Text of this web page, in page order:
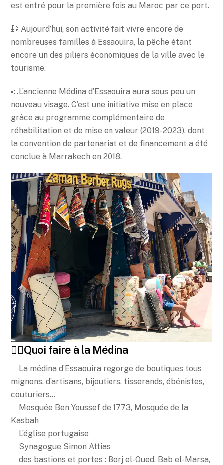
est entré pour la première fois au Maroc par ce port.
🎣 Aujourd’hui, son activité fait vivre encore de
nombreuses familles à Essaouira, la pêche étant
encore un des piliers économiques de la ville avec le
tourisme.
📣L’ancienne Médina d’Essaouira aura sous peu un
nouveau visage. C’est une initiative mise en place
grâce au programme complémentaire de
réhabilitation et de mise en valeur (2019-2023), dont
la convention de partenariat et de financement a été
conclue à Marrakech en 2018.
🤸‍♂️Quoi faire à la Médina
🔹La médina d’Essaouira regorge de boutiques tous
mignons, d’artisans, bijoutiers, tisserands, ébénistes,
couturiers…
🔹Mosquée Ben Youssef de 1773, Mosquée de la
Kasbah
🔹L’église portugaise
🔹Synagogue Simon Attias
🔹des bastions et portes : Borj el-Oued, Bab el-Marsa,